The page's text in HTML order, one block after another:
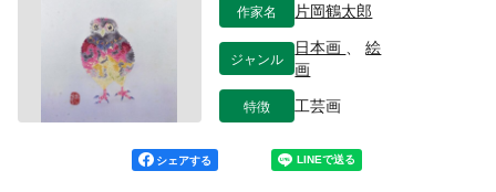
作家名 片岡鶴太郎
ジャンル
日本画 、絵
画
特徴 工芸画
シェアする